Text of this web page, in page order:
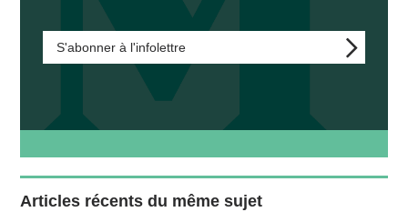
S'abonner à l'infolettre
Articles récents du même sujet